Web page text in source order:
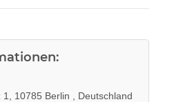
1, 10785 Berlin , Deutschland